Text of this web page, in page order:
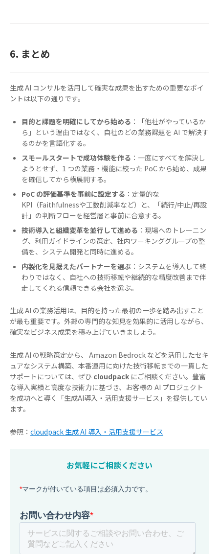
6. まとめ
生成 AI コンサルを活用して確実な成果を出すための重要なポイ
ントは以下の通りです。
目的と課題を明確にしてから始める ：「他社がやっているか
ら」という理由ではなく、自社のどの業務課題を AI で解決す
るのかを言語化する。
スモールスタートで成功体験を作る ：一度にすべてを解決し
ようとせず、1 つの業務・機能に絞った PoC から始め、成果
を確信してから横展開する。
PoC の評価基準を事前に設定する ：定量的な
KPI（Faithfulnessや工数削減率など）と、「続行/中止/再設
計」の判断フローを経営層と事前に合意する。
技術導入と組織変革を並行して進める ：現場へのトレーニン
グ、利用ガイドラインの策定、社内ワーキンググループの整
備を、システム開発と同時に進める。
内製化を見据えたパートナーを選ぶ ：システムを導入して終
わりではなく、自社への技術移転や継続的な精度改善まで伴
走してくれる信頼できる会社を選ぶ。
生成 AI の業務活用は、目的を持った最初の一歩を踏み出すこと
が最も重要です。外部の専門的な知見を効果的に活用しながら、
確実なビジネス成果を積み上げていきましょう。
生成 AI の戦略策定から、 Amazon Bedrock などを活用したセキ
ュアなシステム構築、本番運用に向けた技術移転までの一貫した
サポートについては、ぜひ cloudpack にご相談ください。豊富
な導入実績と高度な技術力に基づき、お客様の AI プロジェクト
を成功へと導く「生成AI導入・活用支援サービス」を提供してい
ます。
参照： cloudpack 生成 AI 導入・活用支援サービス
お気軽にご相談ください